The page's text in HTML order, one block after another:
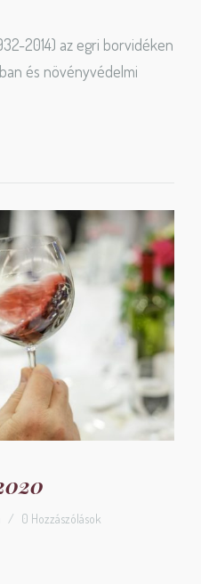
2014) az egri borvidéken
és növényvédelmi
/ 0 Hozzászólások